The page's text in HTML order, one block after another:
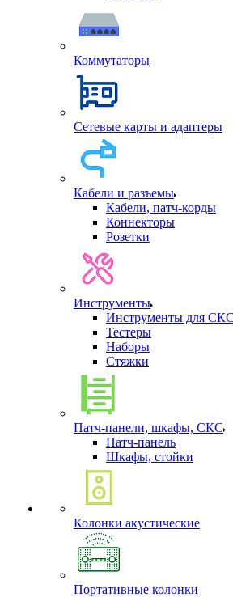
Коммутаторы
Сетевые карты и адаптеры
Кабели и разъемы
Кабели, патч-корды
Коннекторы
Розетки
Инструменты
Инструменты для СКС
Тестеры
Наборы
Стяжки
Патч-панели, шкафы, СКС
Патч-панель
Шкафы, стойки
Колонки акустические
Портативные колонки